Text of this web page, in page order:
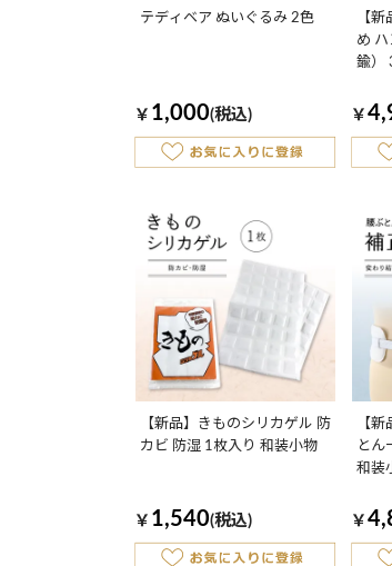
テディベア ぬいぐるみ 2色
￥ 1,000(税込)
【
め
鍮）
￥
【新品】きものシリカゲル 防
カビ 防湿 1枚入り 和装小物
￥ 1,540(税込)
【
とん
和装
￥